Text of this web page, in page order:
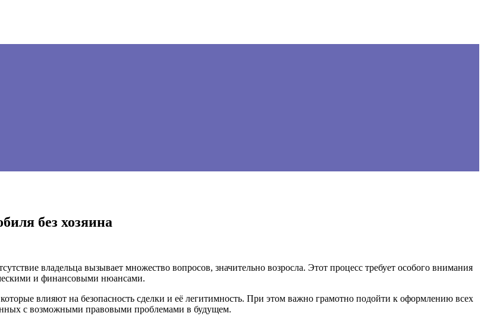
без хозяина
владельца вызывает множество вопросов, значительно возросла. Этот процесс требует особого внимания
и финансовыми нюансами.
влияют на безопасность сделки и её легитимность. При этом важно грамотно подойти к оформлению всех
с возможными правовыми проблемами в будущем.